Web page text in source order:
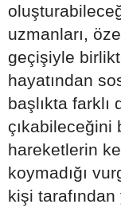
uzmanları,
geçişiyle
hayatından
başlıkta farklı
çıkabileceğini
hareketlerin
koymadığı
kişi